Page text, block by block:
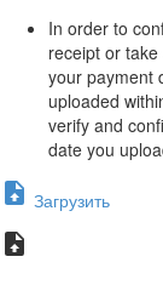
In order to
receipt or
your payment
uploaded
verify and
date you
Загрузить